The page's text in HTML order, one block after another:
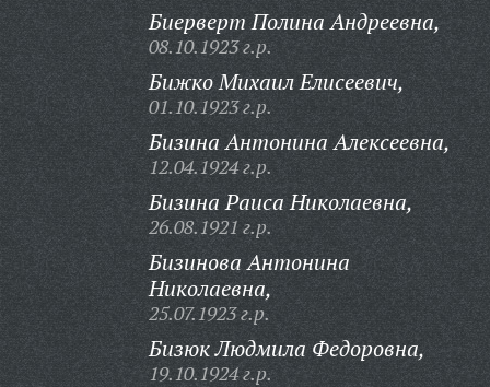
Биерверт Полина Андреевна,
08.10.1923 г.р.
Бижко Михаил Елисеевич,
01.10.1923 г.р.
Бизина Антонина Алексеевна,
12.04.1924 г.р.
Бизина Раиса Николаевна,
26.08.1921 г.р.
Бизинова Антонина
Николаевна,
25.07.1923 г.р.
Бизюк Людмила Федоровна,
19.10.1924 г.р.